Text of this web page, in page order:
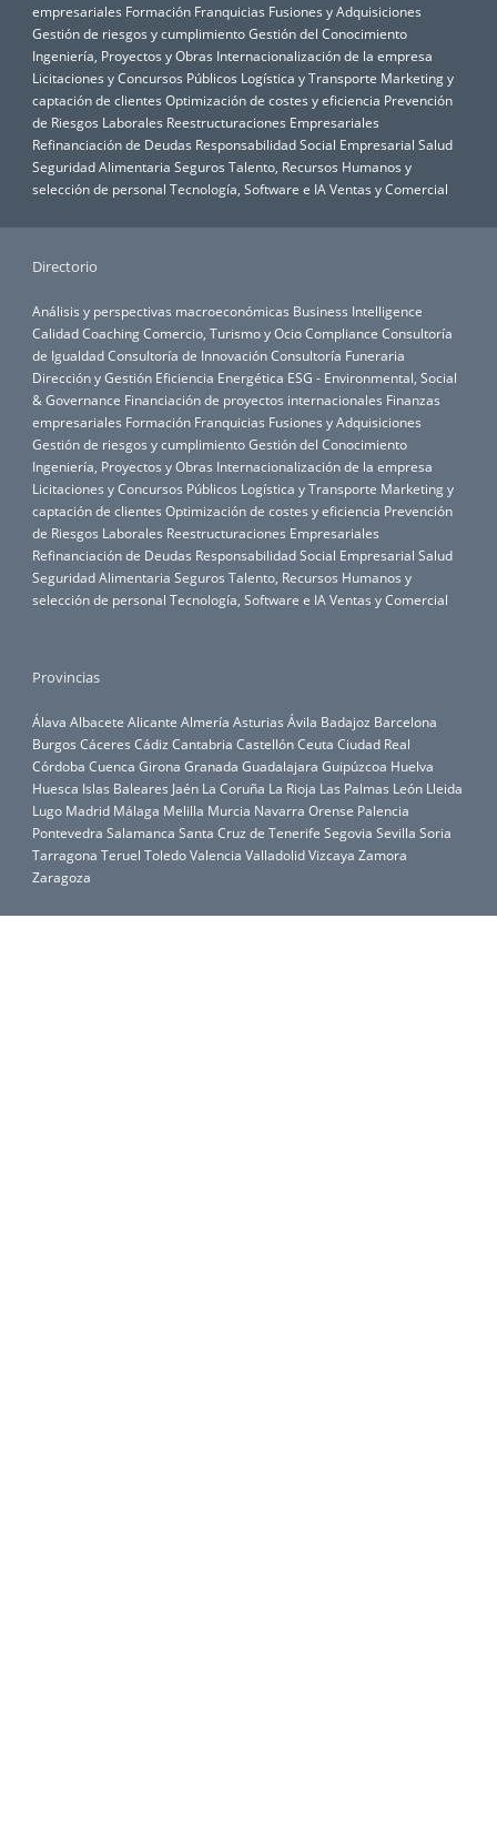
empresariales Formación Franquicias Fusiones y Adquisiciones
Gestión de riesgos y cumplimientoGestión del Conocimiento
Ingeniería, Proyectos y Obras Internacionalización de la empresa
Licitaciones y Concursos Públicos Logística y Transporte Marketing y
captación de clientes Optimización de costes y eficiencia Prevención
de Riesgos Laborales Reestructuraciones Empresariales
Refinanciación de Deudas Responsabilidad Social Empresarial Salud
Seguridad Alimentaria Seguros Talento, Recursos Humanos y
selección de personal Tecnología, Software e IA Ventas y Comercial
Directorio
Análisis y perspectivas macroeconómicas Business Intelligence
CalidadCoachingComercio, Turismo y OcioCompliance Consultoría
de IgualdadConsultoría de InnovaciónConsultoría Funeraria
Dirección y Gestión Eficiencia Energética ESG - Environmental, Social
& Governance Financiación de proyectos internacionales Finanzas
empresariales Formación Franquicias Fusiones y Adquisiciones
Gestión de riesgos y cumplimientoGestión del Conocimiento
Ingeniería, Proyectos y Obras Internacionalización de la empresa
Licitaciones y Concursos Públicos Logística y Transporte Marketing y
captación de clientes Optimización de costes y eficiencia Prevención
de Riesgos Laborales Reestructuraciones Empresariales
Refinanciación de Deudas Responsabilidad Social Empresarial Salud
Seguridad Alimentaria Seguros Talento, Recursos Humanos y
selección de personal Tecnología, Software e IA Ventas y Comercial
Provincias
Álava Albacete Alicante Almería Asturias Ávila Badajoz Barcelona
Burgos Cáceres Cádiz Cantabria CastellónCeuta Ciudad Real
Córdoba Cuenca Girona Granada Guadalajara Guipúzcoa Huelva
Huesca Islas Baleares Jaén La Coruña La Rioja Las Palmas León Lleida
Lugo Madrid Málaga Melilla Murcia Navarra Orense Palencia
Pontevedra Salamanca Santa Cruz de Tenerife Segovia Sevilla Soria
Tarragona Teruel ToledoValencia ValladolidVizcaya Zamora
Zaragoza